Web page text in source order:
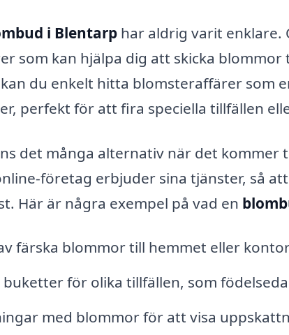
i Blentarp har aldrig varit enklare.
som kan hjälpa dig att skicka
du enkelt hitta blomsteraffärer som
perfekt för att fira speciella tillfällen
det många alternativ när det kommer
företag erbjuder sina tjänster, så
Här är några exempel på vad en
färska blommor till hemmet eller
buketter för olika tillfällen, som
med blommor för att visa